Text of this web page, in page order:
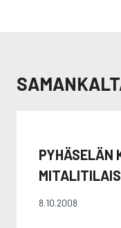
PYHÄSELÄN
8.10.2008